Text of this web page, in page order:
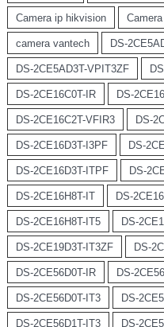
Camera ip hikvision
camera vantech DS-
DS-2CE5AD3T-VPIT3ZF
DS-2CE16C0T-IR DS-
DS-2CE16C2T-VFIR3 DS-
DS-2CE16D3T-I3PF DS-
DS-2CE16D3T-ITPF DS-
DS-2CE16H8T-IT DS-
DS-2CE16H8T-IT5 DS-
DS-2CE19D3T-IT3ZF DS-
DS-2CE56D0T-IR DS-
DS-2CE56D0T-IT3 DS-
DS-2CE56D1T-IT3 DS-